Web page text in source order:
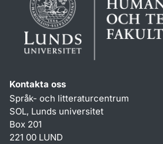
Kontakta oss
Språk- och litteraturcentrum
SOL, Lunds universitet
Box 201
221 00 LUND